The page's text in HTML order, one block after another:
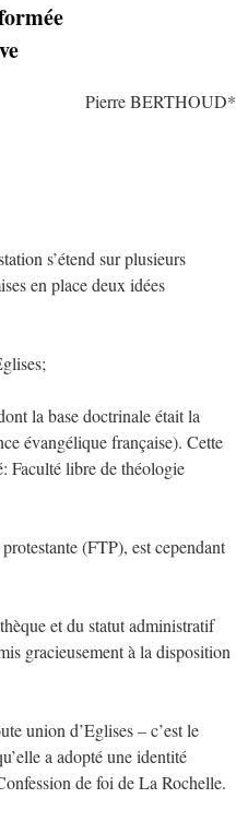
Pierre BERTHOUD*
s’étend sur plusieurs
en place deux idées
la base doctrinale était la
évangélique française). Cette
Faculté libre de théologie
(FTP), est cependant
et du statut administratif
gracieusement à la disposition
union d’Eglises – c’est le
a adopté une identité
de foi de La Rochelle.